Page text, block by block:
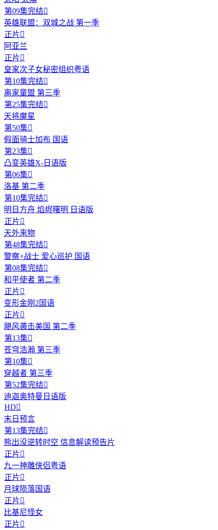
第09集完结
英雄联盟：双城之战 第一季
正片
阿亚兰
正片
皇家次子女秘密组织粤语
第10集完结
离家童盟 第三季
第25集完结
天将魔星
第50集
假面骑士加布 国语
第23集
凸变英雄X-日语版
第06集
洛基 第二季
第10集完结
明日方舟 焰烬曙明 日语版
正片
天外来物
第48集完结
警察×战士 爱心巡护 国语
第08集完结
和平使者 第二季
正片
变形金刚2国语
正片
飓风袭击美国 第二季
第13集
苍穹浩瀚 第三季
第10集
穿越者 第三季
第52集完结
迪迦奥特曼日语版
HD
末日预言
第13集完结
熊出没逆转时空 信息解读预告片
正片
九一神雕侠侣粤语
正片
月球陨落国语
正片
比基尼怪女
正片